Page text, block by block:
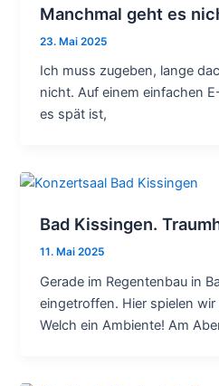
Manchmal geht es
23. Mai 2025
Ich muss zugeben, lange
nicht. Auf einem einfachen
es spät ist,
Bad Kissingen.
11. Mai 2025
Gerade im Regentenbau in
eingetroffen. Hier spielen
Welch ein Ambiente! Am